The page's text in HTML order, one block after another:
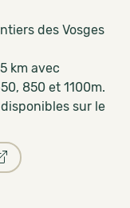
des Vosges
km avec
850 et 1100m.
sur le